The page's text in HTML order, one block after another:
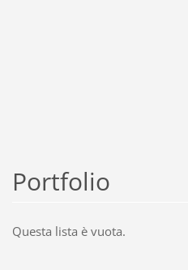
Portfolio
Questa lista è vuota.